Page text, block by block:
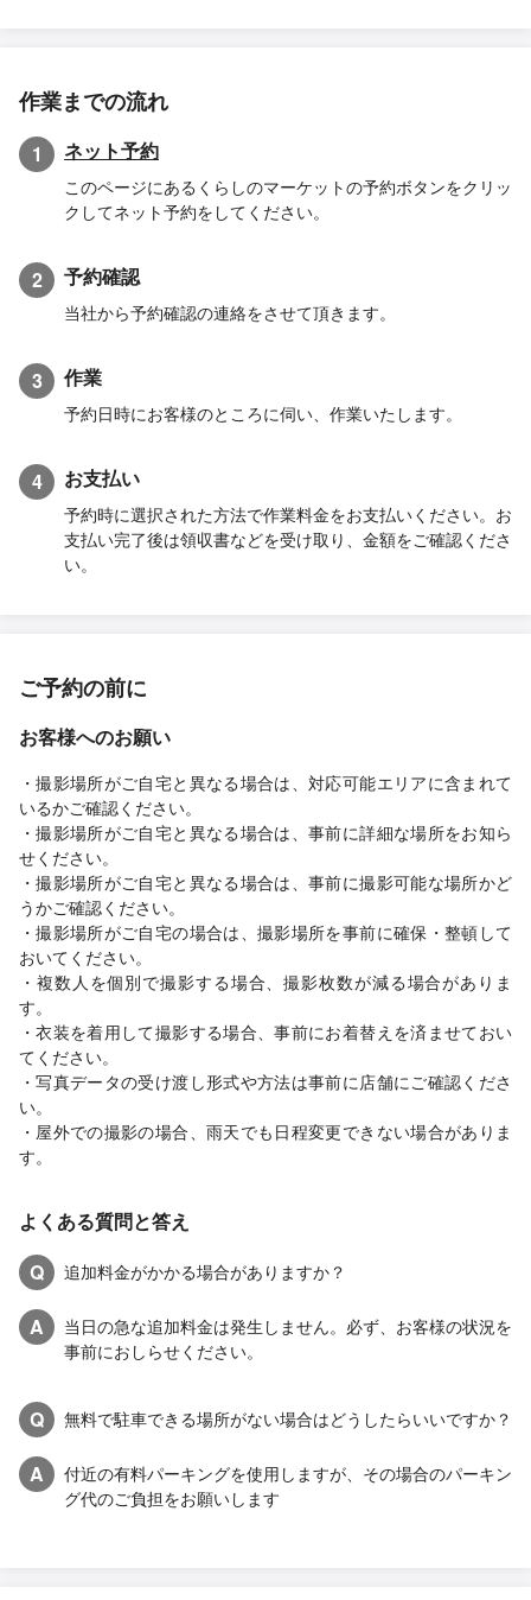
作業までの流れ
1 ネット予約
このページにあるくらしのマーケットの予約ボタンをクリッ
クしてネット予約をしてください。
2 予約確認
当社から予約確認の連絡をさせて頂きます。
3 作業
予約日時にお客様のところに伺い、作業いたします。
4 お支払い
予約時に選択された方法で作業料金をお支払いください。お
支払い完了後は領収書などを受け取り、金額をご確認くださ
い。
ご予約の前に
お客様へのお願い
・撮影場所がご自宅と異なる場合は、対応可能エリアに含まれて
いるかご確認ください。
・撮影場所がご自宅と異なる場合は、事前に詳細な場所をお知ら
せください。
・撮影場所がご自宅と異なる場合は、事前に撮影可能な場所かど
うかご確認ください。
・撮影場所がご自宅の場合は、撮影場所を事前に確保・整頓して
おいてください。
・複数人を個別で撮影する場合、撮影枚数が減る場合がありま
す。
・衣装を着用して撮影する場合、事前にお着替えを済ませておい
てください。
・写真データの受け渡し形式や方法は事前に店舗にご確認くださ
い。
・屋外での撮影の場合、雨天でも日程変更できない場合がありま
す。
よくある質問と答え
Q
追加料金がかかる場合がありますか？
A
当日の急な追加料金は発生しません。必ず、お客様の状況を
事前におしらせください。
Q 無料で駐車できる場所がない場合はどうしたらいいですか？
A
付近の有料パーキングを使用しますが、その場合のパーキン
グ代のご負担をお願いします